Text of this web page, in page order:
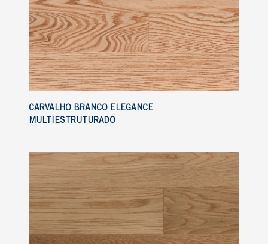
CARVALHO BRANCO ELEGANCE
MULTIESTRUTURADO